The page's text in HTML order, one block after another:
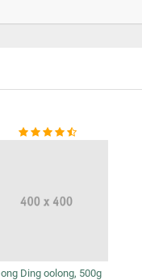
Ding oolong, 500g